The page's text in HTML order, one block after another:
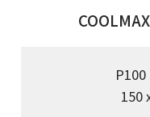
P100
150